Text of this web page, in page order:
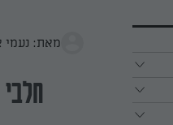
מאת: נעמי
חלבי